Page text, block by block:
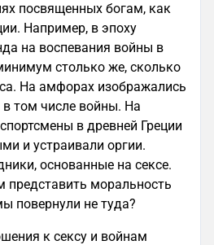
посвященных богам, как
Например, в эпоху
на воспевания войны в
столько же, сколько
На амфорах изображались
том числе войны. На
в древней Греции
и устраивали оргии.
основанные на сексе.
моральность
повернули не туда?
к сексу и войнам